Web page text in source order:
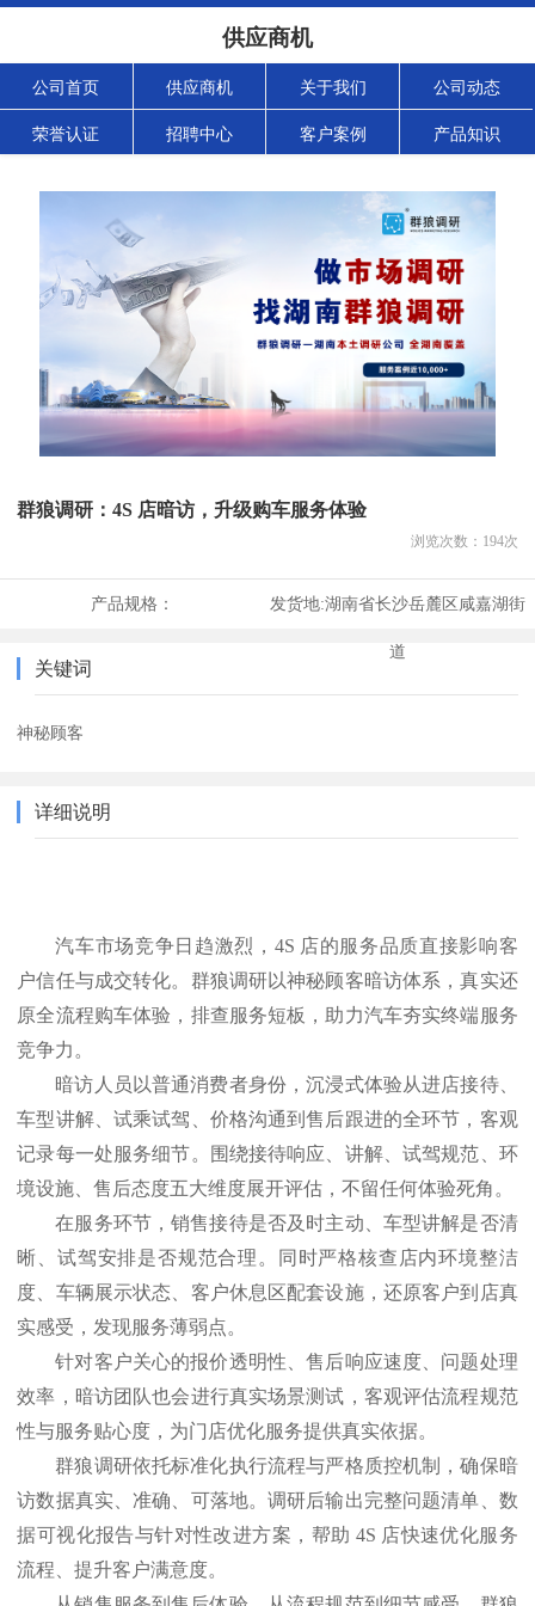
供应商机
公司首页 供应商机 关于我们 公司动态
荣誉认证 招聘中心 客户案例 产品知识
群狼调研：4S 店暗访，升级购车服务体验
浏览次数： 194次
产品规格： 发货地:湖南省长沙岳麓区咸嘉湖街
道
关键词
神秘顾客
详细说明
汽车市场竞争日趋激烈， 4S 店的服务品质直接影响客
户信任与成交转化。群狼调研以神秘顾客暗访体系，真实还
原全流程购车体验，排查服务短板，助力汽车夯实终端服务
竞争力。
暗访人员以普通消费者身份，沉浸式体验从进店接待、
车型讲解、试乘试驾、价格沟通到售后跟进的全环节，客观
记录每一处服务细节。围绕接待响应、讲解、试驾规范、环
境设施、售后态度五大维度展开评估，不留任何体验死角。
在服务环节，销售接待是否及时主动、车型讲解是否清
晰、试驾安排是否规范合理。同时严格核查店内环境整洁
度、车辆展示状态、客户休息区配套设施，还原客户到店真
实感受，发现服务薄弱点。
针对客户关心的报价透明性、售后响应速度、问题处理
效率，暗访团队也会进行真实场景测试，客观评估流程规范
性与服务贴心度，为门店优化服务提供真实依据。
群狼调研依托标准化执行流程与严格质控机制，确保暗
访数据真实、准确、可落地。调研后输出完整问题清单、数
据可视化报告与针对性改进方案，帮助 4S 店快速优化服务
流程、提升客户满意度。